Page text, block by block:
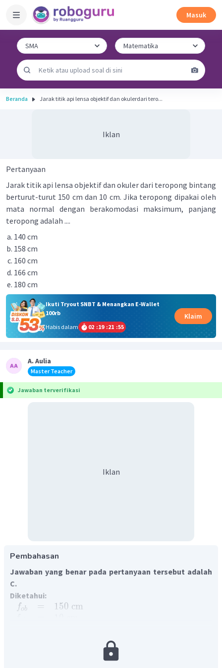
Masuk
Beranda Jarak titik api lensa objektif dan okulerdari tero...
Iklan
Pertanyaan
Jarak titik api lensa objektif dan okuler dari teropong bintang
berturut-turut 150 cm dan 10 cm. Jika teropong dipakai oleh
mata normal dengan berakomodasi maksimum, panjang
teropong adalah ....
140 cm
158 cm
160 cm
166 cm
180 cm
Ikuti Tryout SNBT & Menangkan E-Wallet
100rb
Habis dalam
02 :19 :21 :55
Klaim
A. Aulia
Master Teacher
Jawaban terverifikasi
Iklan
Pembahasan
Jawaban yang benar pada pertanyaan tersebut adalah
C.
Diketahui:
fo b
=
150 cm
panjang teropong bintang?